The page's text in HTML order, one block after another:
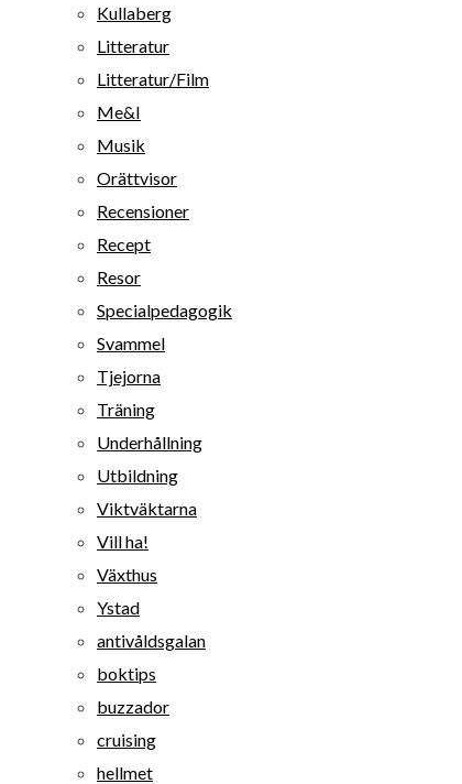
Kullaberg
Litteratur
Litteratur/Film
Me&I
Musik
Orättvisor
Recensioner
Recept
Resor
Specialpedagogik
Svammel
Tjejorna
Träning
Underhållning
Utbildning
Viktväktarna
Vill ha!
Växthus
Ystad
antivåldsgalan
boktips
buzzador
cruising
hellmet